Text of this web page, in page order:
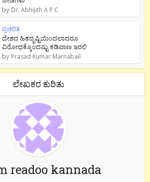
by Dr. Abhijith A P C
ಪ್ರಚಲಿತ
ದೇಶದ ಹಿತದೃಷ್ಟಿಯಿಂದಲಾದರೂ
ವಿರೋಧಕ್ಕೊಂದಷ್ಟು ಕಡಿವಾಣ ಇರಲಿ
by Prasad Kumar Marnabail
ಲೇಖಕರ ಕುರಿತು
readoo kannada